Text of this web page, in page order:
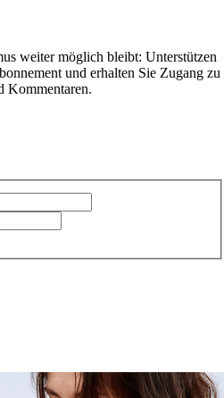
weiter möglich bleibt: Unterstützen
und erhalten Sie Zugang zu
Kommentaren.